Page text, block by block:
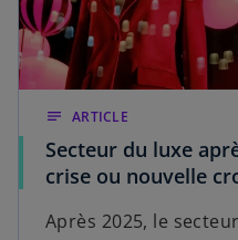
notes ARTICLE
Secteur du luxe
crise ou nouvelle
Après 2025, le